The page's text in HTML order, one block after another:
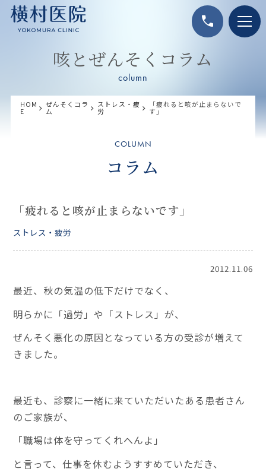
call
咳とぜんそくコラム
column
HOM
E
ぜんそくコラ
ム
ストレス・疲
労
「疲れると咳が止まらないで
す」
COLUMN
コラム
「疲れると咳が止まらないです」
ストレス・疲労
2012.11.06
最近、秋の気温の低下だけでなく、
明らかに「過労」や「ストレス」が、
ぜんそく悪化の原因となっている方の受診が増えて
きました。
最近も、診察に一緒に来ていただいたある患者さん
のご家族が、
「職場は体を守ってくれへんよ」
と言って、仕事を休むようすすめていただき、